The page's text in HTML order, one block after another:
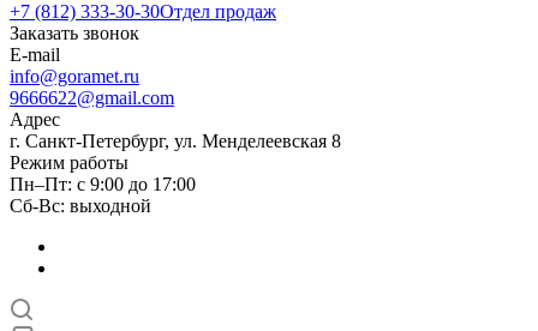
+7 (812) 333-30-30Отдел продаж
Заказать звонок
E-mail
info@goramet.ru
9666622@gmail.com
Адрес
г. Санкт-Петербург, ул. Менделеевская 8
Режим работы
Пн–Пт: с 9:00 до 17:00
Сб-Вс: выходной